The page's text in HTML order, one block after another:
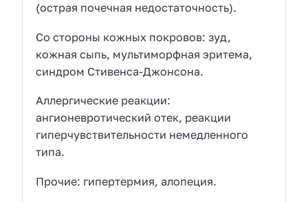
(острая почечная недостаточность).
Со стороны кожных покровов: зуд,
кожная сыпь, мультиморфная эритема,
синдром Стивенса-Джонсона.
Аллергические реакции:
ангионевротический отек, реакции
гиперчувствительности немедленного
типа.
Прочие: гипертермия, алопеция.